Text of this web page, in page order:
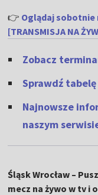
👉 Oglądaj sobotnie
[TRANSMISJA NA
Zobacz
Sprawdź tabelę
Najnowsze
naszym
Śląsk Wrocław –
mecz na żywo w tv i